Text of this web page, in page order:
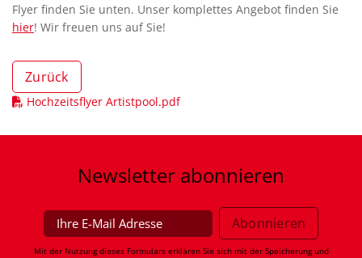
Flyer finden Sie unten. Unser komplettes Angebot finden Sie
hier! Wir freuen uns auf Sie!
Zurück
Hochzeitsflyer Artistpool.pdf
Newsletter abonnieren
Mit der Nutzung dieses Formulars erklären Sie sich mit der Speicherung und